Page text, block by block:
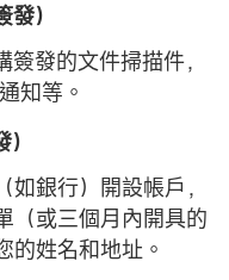
）
發的文件掃描件，
知等。
銀行）開設帳戶，
（或三個月內開具的
的姓名和地址。